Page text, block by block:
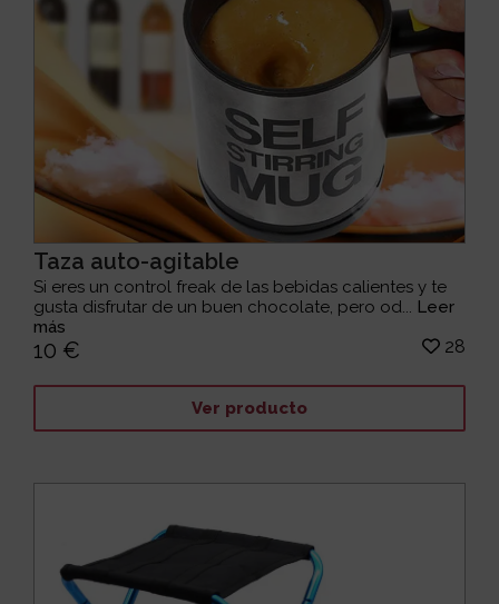
Taza auto-agitable
Si eres un control freak de las bebidas calientes y te
gusta disfrutar de un buen chocolate, pero od... Leer
más
10 € 28
Ver producto